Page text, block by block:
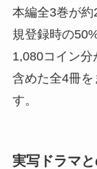
本編全3巻が
規登録時の
1,080コイン
含めた全4冊
す。
実写ドラマ